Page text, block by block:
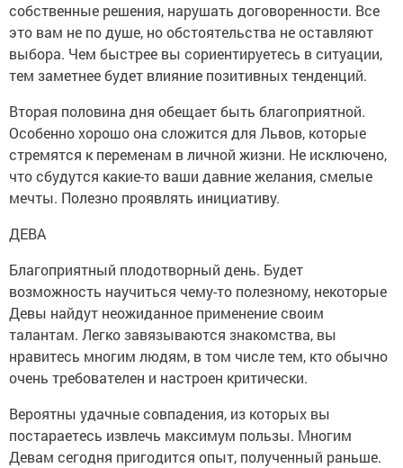
собственные решения, нарушать договоренности. Все
это вам не по душе, но обстоятельства не оставляют
выбора. Чем быстрее вы сориентируетесь в ситуации,
тем заметнее будет влияние позитивных тенденций.
Вторая половина дня обещает быть благоприятной.
Особенно хорошо она сложится для Львов, которые
стремятся к переменам в личной жизни. Не исключено,
что сбудутся какие-то ваши давние желания, смелые
мечты. Полезно проявлять инициативу.
ДЕВА
Благоприятный плодотворный день. Будет
возможность научиться чему-то полезному, некоторые
Девы найдут неожиданное применение своим
талантам. Легко завязываются знакомства, вы
нравитесь многим людям, в том числе тем, кто обычно
очень требователен и настроен критически.
Вероятны удачные совпадения, из которых вы
постараетесь извлечь максимум пользы. Многим
Девам сегодня пригодится опыт, полученный раньше.